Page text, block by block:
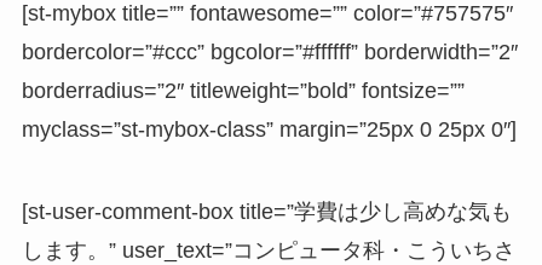
[st-mybox title=”” fontawesome=”” color=”#757575″
bordercolor=”#ccc” bgcolor=”#ffffff” borderwidth=”2″
borderradius=”2″ titleweight=”bold” fontsize=””
myclass=”st-mybox-class” margin=”25px 0 25px 0″]
[st-user-comment-box title=”学費は少し高めな気も
します。” user_text=”コンピュータ科・こういちさ